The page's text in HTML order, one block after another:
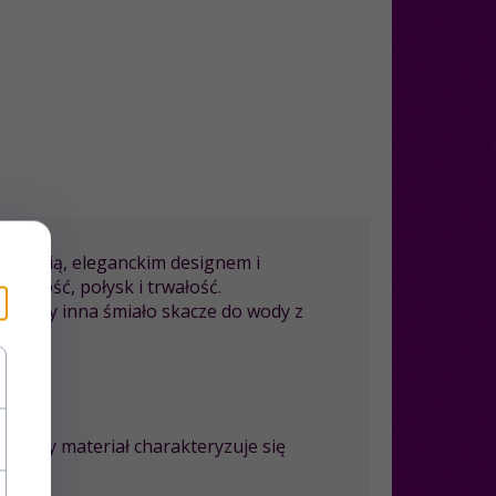
eleganckim designem i
połysk i trwałość.
gdy inna śmiało skacze do wody z
materiał charakteryzuje się